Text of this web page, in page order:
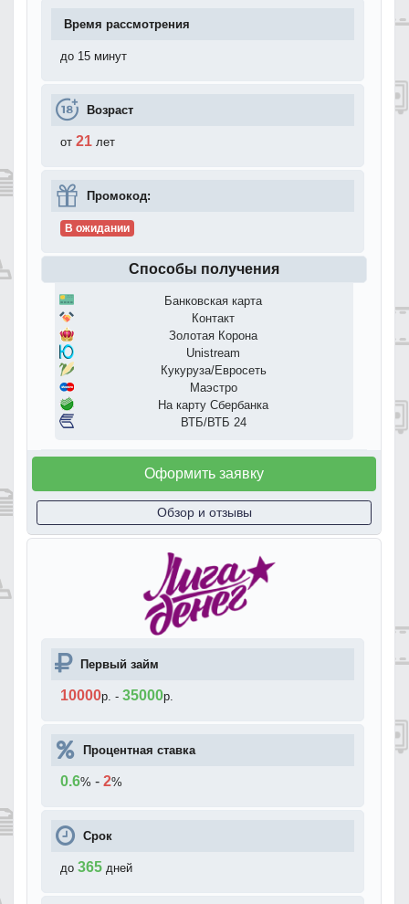
Время рассмотрения
до 15 минут
Возраст
от 21 лет
Промокод:
В ожидании
Способы получения
Банковская карта
Контакт
Золотая Корона
Unistream
Кукуруза/Евросеть
Маэстро
На карту Сбербанка
ВТБ/ВТБ 24
Оформить заявку
Обзор и отзывы
Первый займ
10000р. - 35000р.
Процентная ставка
0.6% - 2%
Срок
до 365 дней